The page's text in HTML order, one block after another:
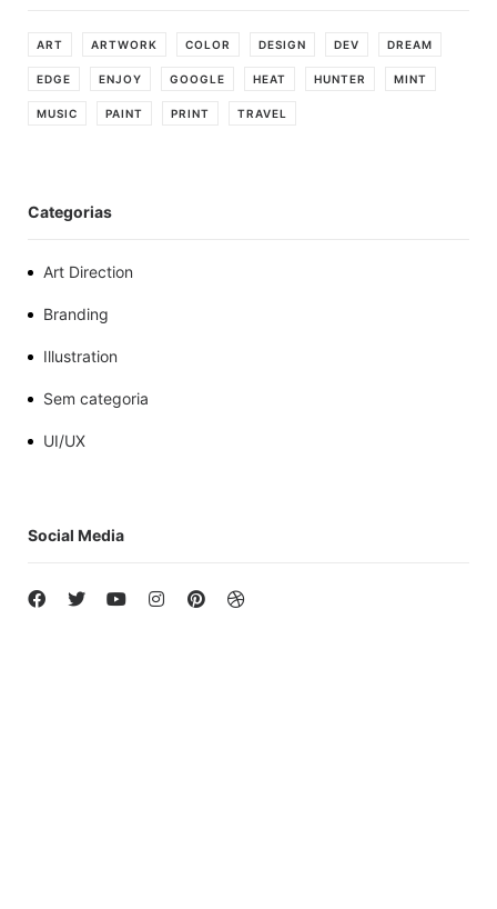
ART ARTWORK COLOR DESIGN DEV DREAM
EDGE ENJOY GOOGLE HEAT HUNTER MINT
MUSIC PAINT PRINT TRAVEL
Categorias
Art Direction
Branding
Illustration
Sem categoria
UI/UX
Social Media